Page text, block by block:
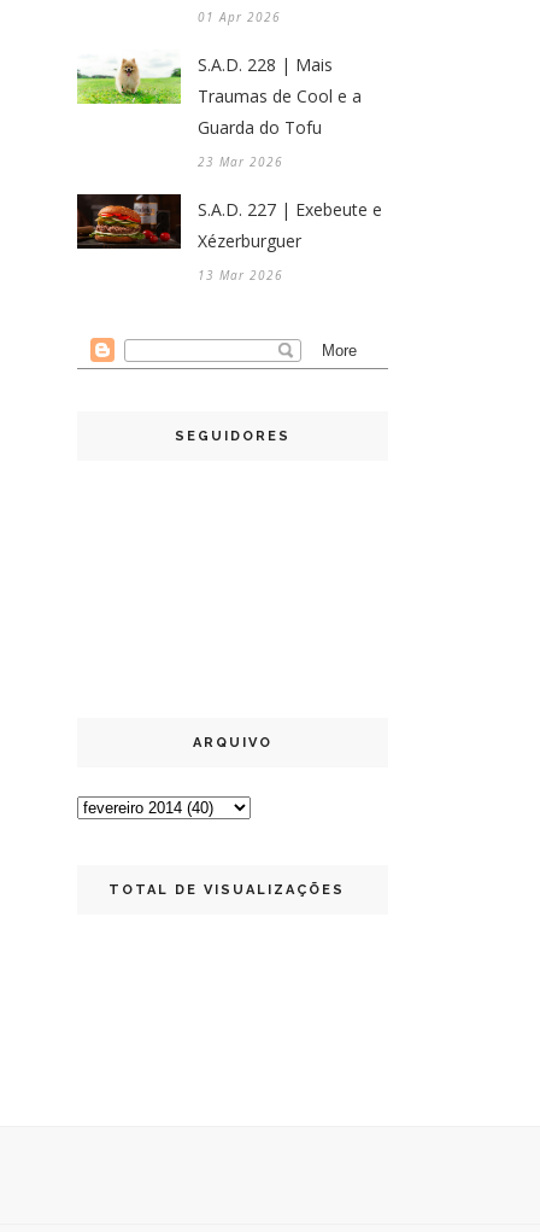
01 Apr 2026
S.A.D. 228 | Mais
Traumas de Cool e a
Guarda do Tofu
23 Mar 2026
S.A.D. 227 | Exebeute e
Xézerburguer
13 Mar 2026
SEGUIDORES
ARQUIVO
TOTAL DE VISUALIZAÇÕES